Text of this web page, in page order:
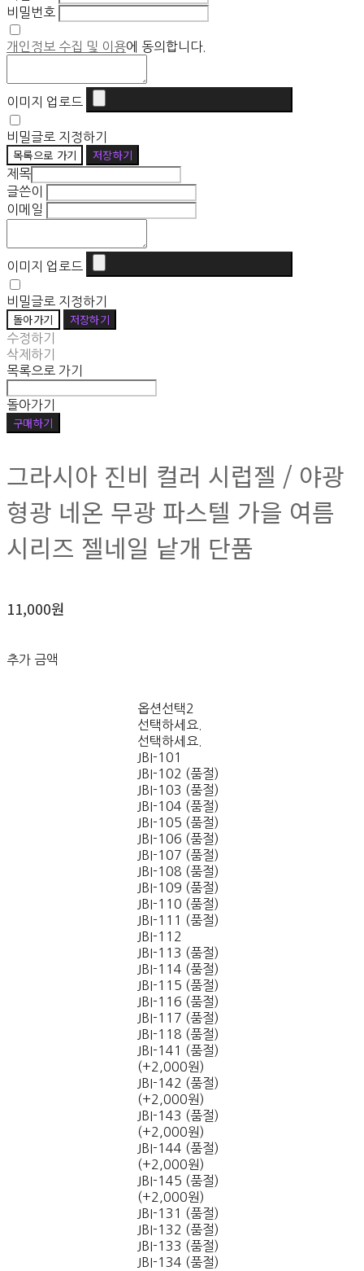
비밀번호
개인정보 수집 및 이용에 동의합니다.
이미지 업로드
비밀글로 지정하기
목록으로 가기 저장하기
제목
글쓴이
이메일
이미지 업로드
비밀글로 지정하기
돌아가기 저장하기
수정하기
삭제하기
목록으로 가기
돌아가기
구매하기
그라시아 진비 컬러 시럽젤 / 야광
형광 네온 무광 파스텔 가을 여름
시리즈 젤네일 낱개 단품
11,000원
추가 금액
옵션선택2
선택하세요.
선택하세요.
JBI-101
JBI-102 (품절)
JBI-103 (품절)
JBI-104 (품절)
JBI-105 (품절)
JBI-106 (품절)
JBI-107 (품절)
JBI-108 (품절)
JBI-109 (품절)
JBI-110 (품절)
JBI-111 (품절)
JBI-112
JBI-113 (품절)
JBI-114 (품절)
JBI-115 (품절)
JBI-116 (품절)
JBI-117 (품절)
JBI-118 (품절)
JBI-141 (품절)
(+2,000원)
JBI-142 (품절)
(+2,000원)
JBI-143 (품절)
(+2,000원)
JBI-144 (품절)
(+2,000원)
JBI-145 (품절)
(+2,000원)
JBI-131 (품절)
JBI-132 (품절)
JBI-133 (품절)
JBI-134 (품절)